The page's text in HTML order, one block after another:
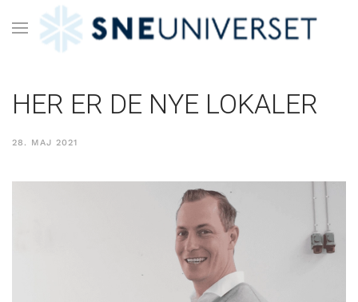
HER ER DE NYE LOKALER
28. MAJ 2021